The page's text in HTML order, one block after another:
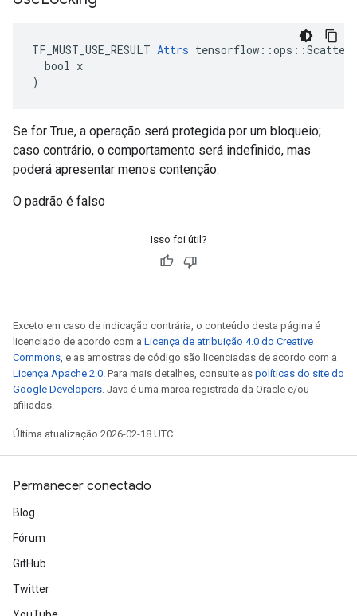
TF_MUST_USE_RESULT Attrs
  bool x
)
Se for True, a operação será protegida por um bloqueio;
caso contrário, o comportamento será indefinido, mas
poderá apresentar menos contenção.
O padrão é falso
Isso foi útil?
Exceto em caso de indicação contrária, o conteúdo desta página é
licenciado de acordo com a Licença de atribuição 4.0 do Creative
Commons, e as amostras de código são licenciadas de acordo com a
Licença Apache 2.0. Para mais detalhes, consulte as políticas do site do
Google Developers. Java é uma marca registrada da Oracle e/ou
afiliadas.
Última atualização 2026-02-18 UTC.
Permanecer conectado
Blog
Fórum
GitHub
Twitter